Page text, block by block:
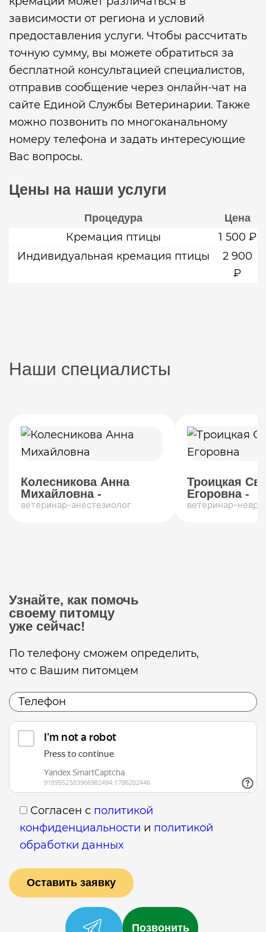
зависимости от региона и условий
предоставления услуги. Чтобы рассчитать
точную сумму, вы можете обратиться за
бесплатной консультацией специалистов,
отправив сообщение через онлайн-чат на
сайте Единой Службы Ветеринарии. Также
можно позвонить по многоканальному
номеру телефона и задать интересующие
Вас вопросы.
Цены на наши услуги
Процедура Цена
Кремация птицы
1 500 ₽
Индивидуальная кремация птицы
2 900
₽
Наши специалисты
Колесникова Анна
Михайловна -
ветеринар-анестезиолог
Троицкая
Егоровна -
ветеринар-
Узнайте, как помочь
своему питомцу
уже сейчас!
По телефону сможем определить,
что с Вашим питомцем
Согласен с политикой
конфиденциальности и политикой
обработки данных
Позвонить